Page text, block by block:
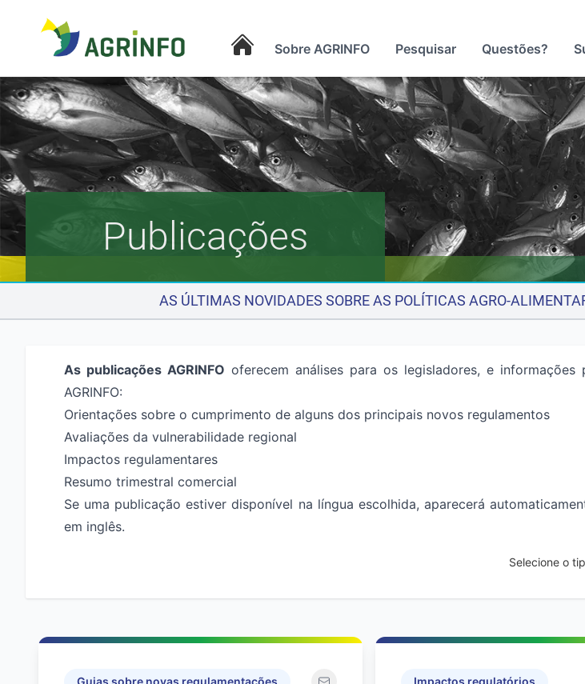
Sobre AGRINFO Pesquisar Questões?
Publicações
AS ÚLTIMAS NOVIDADES SOBRE AS POLÍTICAS AGRO-
As publicações AGRINFO oferecem análises para os legisladores, e
AGRINFO:
Orientações sobre o cumprimento de alguns dos principais novos regulamentos
Avaliações da vulnerabilidade regional
Impactos regulamentares
Resumo trimestral comercial
Se uma publicação estiver disponível na língua escolhida, aparecerá
em inglês.
Selecione o
Guias sobre novas regulamentações
Impactos regulatórios